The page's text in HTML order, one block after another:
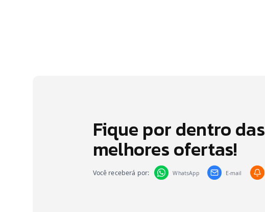
Fique por dentro das
melhores ofertas!
Você receberá por: WhatsApp E-mail